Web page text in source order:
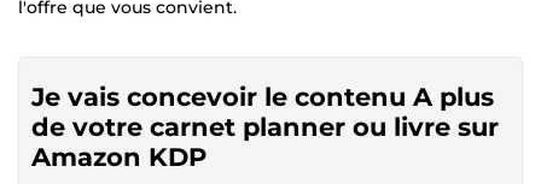
l'offre que vous convient.
Je vais concevoir le contenu A plus
de votre carnet planner ou livre sur
Amazon KDP